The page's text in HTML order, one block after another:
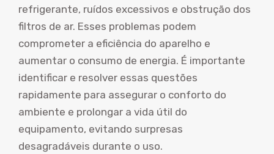
refrigerante, ruídos excessivos e obstrução dos
filtros de ar. Esses problemas podem
comprometer a eficiência do aparelho e
aumentar o consumo de energia. É importante
identificar e resolver essas questões
rapidamente para assegurar o conforto do
ambiente e prolongar a vida útil do
equipamento, evitando surpresas
desagradáveis durante o uso.